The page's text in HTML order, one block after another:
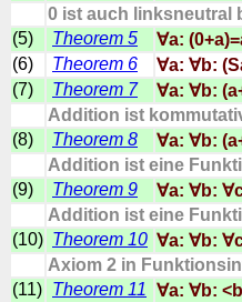
0 ist auch linksneutral
(5)
Theorem 5
∀a:
(6)
Theorem 6
∀a: ∀b:
(7)
Theorem 7
∀a: ∀b:
Addition ist
(8)
Theorem 8
∀a: ∀b:
Addition ist eine
(9)
Theorem 9
∀a: ∀b:
Addition ist eine
(10) Theorem 10 ∀a: ∀b:
Axiom 2 in
(11) Theorem 11 ∀a: ∀b: